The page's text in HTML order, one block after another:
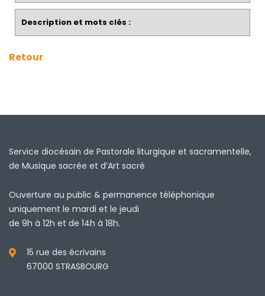
Description et mots clés :
Retour
Service diocésain de Pastorale liturgique et sacramentelle,
de Musique sacrée et d’Art sacré
Ouverture au public & permanence téléphonique
uniquement le mardi et le jeudi
de 9h à 12h et de 14h à 18h.
15 rue des écrivains
67000 STRASBOURG